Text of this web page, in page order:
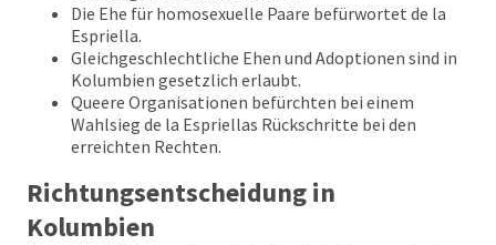
Die Ehe für homosexuelle Paare befürwortet de la
Espriella.
Gleichgeschlechtliche Ehen und Adoptionen sind in
Kolumbien gesetzlich erlaubt.
Queere Organisationen befürchten bei einem
Wahlsieg de la Espriellas Rückschritte bei den
erreichten Rechten.
Richtungsentscheidung in
Kolumbien